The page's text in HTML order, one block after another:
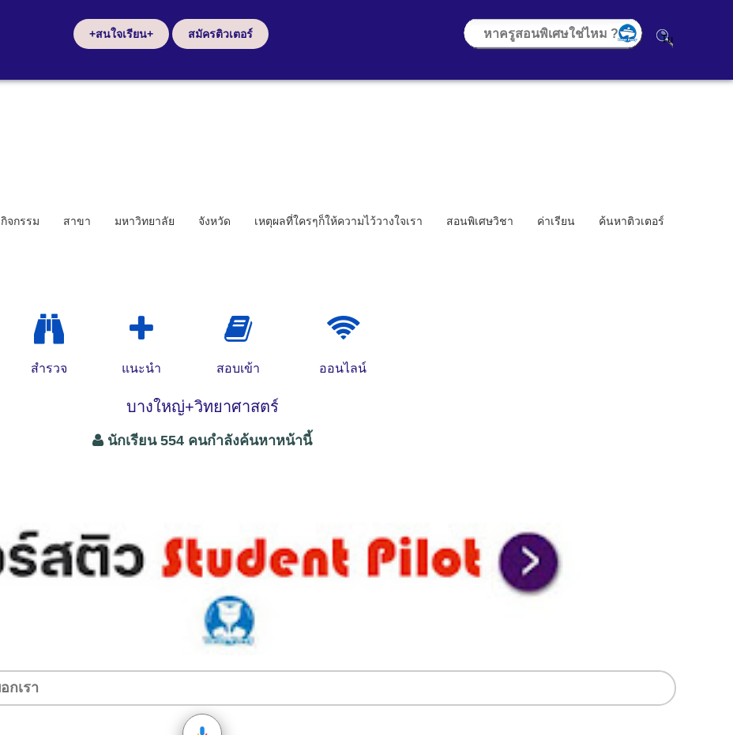
+สนใจเรียน+ สมัครติวเตอร์
กิจกรรม สาขา มหาวิทยาลัย จังหวัด เหตุผลที่ใครๆก็ให้ความไว้วางใจเรา สอนพิเศษวิชา ค่าเรียน ค้นหาติวเตอร์
สำรวจ แนะนำ สอบเข้า ออนไลน์
บางใหญ่+วิทยาศาสตร์
นักเรียน 554 คนกำลังค้นหาหน้านี้